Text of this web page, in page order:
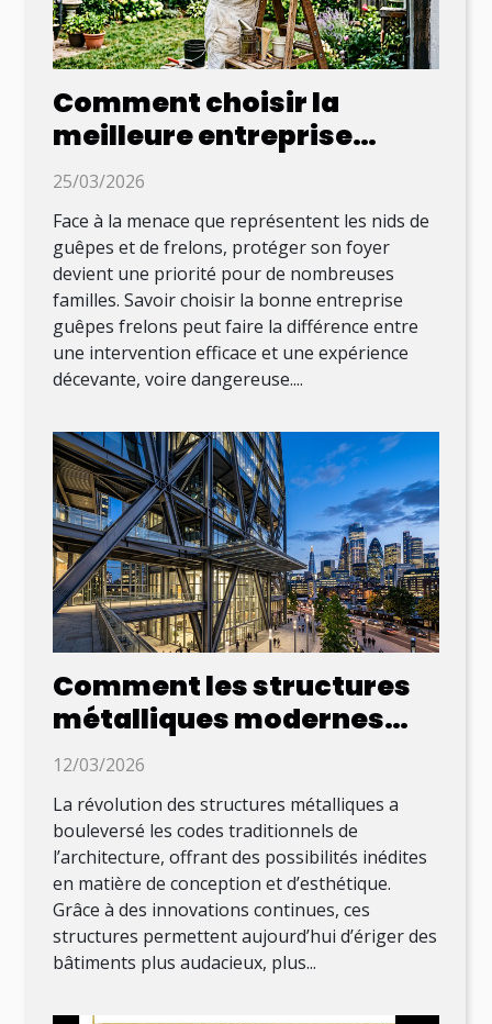
Comment choisir la
meilleure entreprise
guêpes frelons pour votre
25/03/2026
Face à la menace que représentent les nids de
guêpes et de frelons, protéger son foyer
devient une priorité pour de nombreuses
familles. Savoir choisir la bonne entreprise
guêpes frelons peut faire la différence entre
une intervention efficace et une expérience
décevante, voire dangereuse....
Comment les structures
métalliques modernes
transforment-elles
12/03/2026
La révolution des structures métalliques a
bouleversé les codes traditionnels de
l’architecture, offrant des possibilités inédites
en matière de conception et d’esthétique.
Grâce à des innovations continues, ces
structures permettent aujourd’hui d’ériger des
bâtiments plus audacieux, plus...